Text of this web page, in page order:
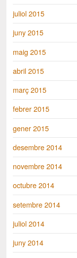
juliol 2015
juny 2015
maig 2015
abril 2015
març 2015
febrer 2015
gener 2015
desembre 2014
novembre 2014
octubre 2014
setembre 2014
juliol 2014
juny 2014